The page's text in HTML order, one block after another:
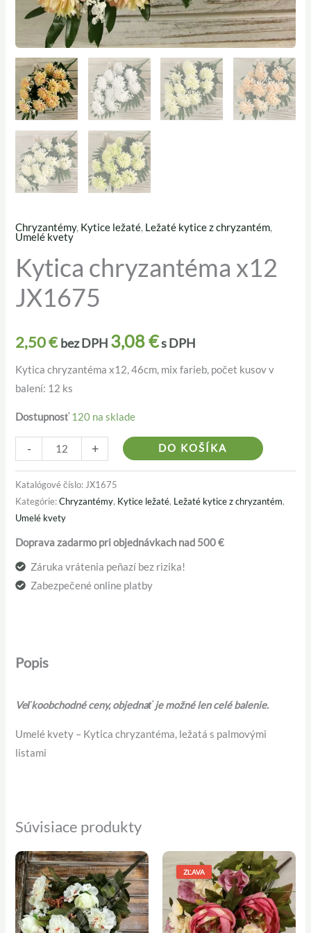
Chryzantémy, Kytice ležaté, Ležaté kytice z chryzantém,
Umelé kvety
Kytica chryzantéma x12
JX1675
2,50€ bez DPH 3,08€s DPH
Kytica chryzantéma x12, 46cm, mix farieb, počet kusov v
balení: 12 ks
Dostupnosť 120 na sklade
-
množstvo
chryzantéma
x12
JX1675
+ DO KOŠÍKA
Katalógové číslo: JX1675
Kategórie:Chryzantémy, Kytice ležaté, Ležaté kytice z chryzantém,
Umelé kvety
Doprava zadarmo pri objednávkach nad 500 €
Záruka vrátenia peňazí bez rizika!
Zabezpečené online platby
Popis
Veľkoobchodné ceny, objednať je možné len celé balenie.
Umelé kvety – Kytica chryzantéma, ležatá s palmovými
listami
Súvisiace produkty
ZĽAVA
Pôvodná
cena
bola:
4,90 €.
Aktuálna
cena
je:
4,50 €.